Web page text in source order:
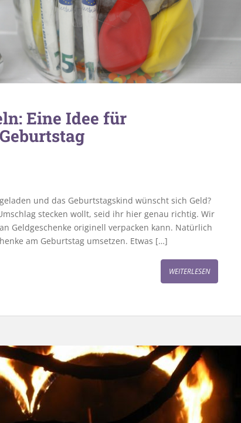
Eine Idee für
und das Geburtstagskind wünscht sich Geld?
stecken wollt, seid ihr hier genau richtig. Wir
Geldgeschenke originell verpacken kann. Natürlich
am Geburtstag umsetzen. Etwas […]
WEITERLESEN